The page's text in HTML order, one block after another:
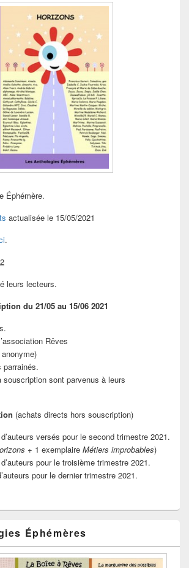
Éphémère.
actualisée le 15/05/2021
.
leurs lecteurs.
du 21/05 au 15/06 2021
Rêves
parrainés.
sont parvenus à leurs
(achats directs hors souscription)
versés pour le second trimestre 2021.
+ 1 exemplaire Métiers improbables)
pour le troisième trimestre 2021.
pour le dernier trimestre 2021.
Éphémères